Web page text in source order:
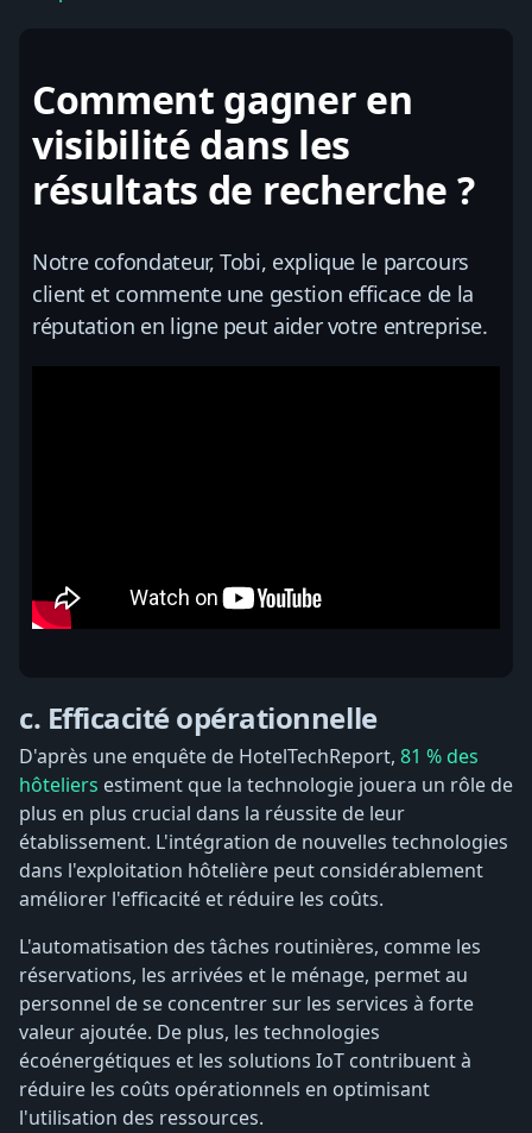
Comment gagner en
visibilité dans les
résultats de recherche ?
Notre cofondateur, Tobi, explique le parcours
client et commente une gestion efficace de la
réputation en ligne peut aider votre entreprise.
c. Efficacité opérationnelle
D'après une enquête de HotelTechReport, 81 % des
hôteliers estiment que la technologie jouera un rôle de
plus en plus crucial dans la réussite de leur
établissement. L'intégration de nouvelles technologies
dans l'exploitation hôtelière peut considérablement
améliorer l'efficacité et réduire les coûts.
L'automatisation des tâches routinières, comme les
réservations, les arrivées et le ménage, permet au
personnel de se concentrer sur les services à forte
valeur ajoutée. De plus, les technologies
écoénergétiques et les solutions IoT contribuent à
réduire les coûts opérationnels en optimisant
l'utilisation des ressources.